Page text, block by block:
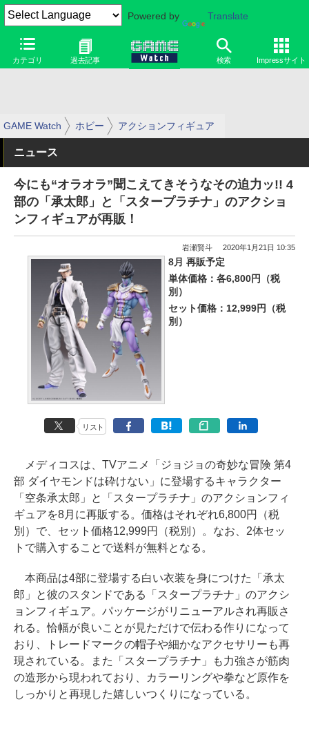
Powered by Translate
カテゴリ 過去記事 検索 Impressサイト
GAME Watch ホビー アクションフィギュア
ニュース
今にも“オラオラ”聞こえてきそうなその迫力ッ!! 4
部の「承太郎」と「スタープラチナ」のアクショ
ンフィギュアが再販！
岩瀬賢斗 2020年1月21日 10:35
8月 再販予定
単体価格：各6,800円（税
別）
セット価格：12,999円（税
別）
リスト
メディコスは、TVアニメ「ジョジョの奇妙な冒険 第4
部 ダイヤモンドは砕けない」に登場するキャラクター
「空条承太郎」と「スタープラチナ」のアクションフィ
ギュアを8月に再販する。価格はそれぞれ6,800円（税
別）で、セット価格12,999円（税別）。なお、2体セッ
トで購入することで送料が無料となる。
本商品は4部に登場する白い衣装を身につけた「承太
郎」と彼のスタンドである「スタープラチナ」のアクシ
ョンフィギュア。パッケージがリニューアルされ再販さ
れる。恰幅が良いことが見ただけで伝わる作りになって
おり、トレードマークの帽子や細かなアクセサリーも再
現されている。また「スタープラチナ」も力強さが筋肉
の造形から現われており、カラーリングや拳など原作を
しっかりと再現した嬉しいつくりになっている。